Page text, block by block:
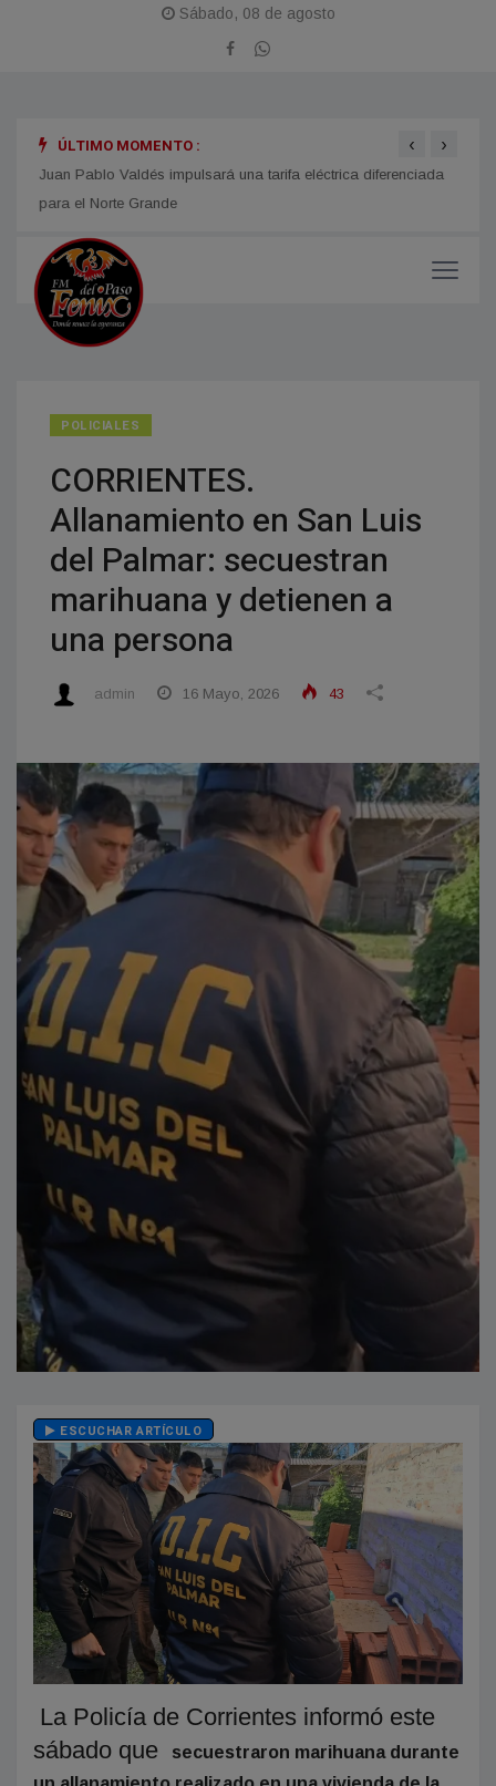
Sábado, 08 de agosto
ÚLTIMO MOMENTO :
Juan Pablo Valdés impulsará una tarifa eléctrica diferenciada
para el Norte Grande
‹ ›
POLICIALES
CORRIENTES.
Allanamiento en San Luis
del Palmar: secuestran
marihuana y detienen a
una persona
admin 16 Mayo, 2026 43
ESCUCHAR ARTÍCULO
La Policía de Corrientes informó este
sábado que
secuestraron marihuana durante